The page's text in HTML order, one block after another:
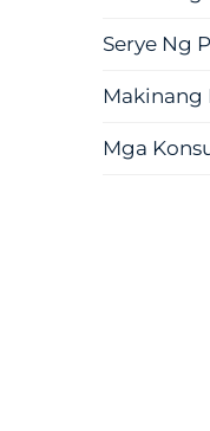
Serye Ng
Makinang
Mga